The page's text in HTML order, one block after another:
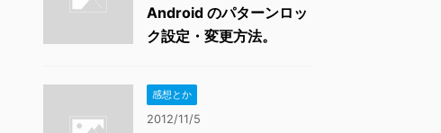
Android のパターンロッ
ク設定・変更方法。
感想とか
2012/11/5